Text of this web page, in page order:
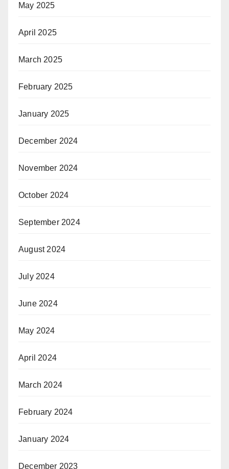
May 2025
April 2025
March 2025
February 2025
January 2025
December 2024
November 2024
October 2024
September 2024
August 2024
July 2024
June 2024
May 2024
April 2024
March 2024
February 2024
January 2024
December 2023